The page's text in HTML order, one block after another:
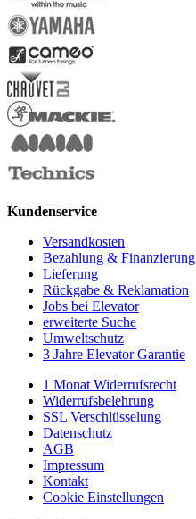
Kundenservice
Versandkosten
Bezahlung & Finanzierung
Lieferung
Rückgabe & Reklamation
Jobs bei Elevator
erweiterte Suche
Umweltschutz
3 Jahre Elevator Garantie
1 Monat Widerrufsrecht
Widerrufsbelehrung
SSL Verschlüsselung
Datenschutz
AGB
Impressum
Kontakt
Cookie Einstellungen